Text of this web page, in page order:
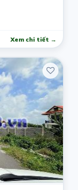
Xem chi tiết →